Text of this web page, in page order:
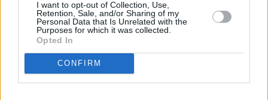
I want to opt-out of Collection, Use,
Retention, Sale, and/or Sharing of my
Personal Data that Is Unrelated with the
Purposes for which it was collected.
Opted In
CONFIRM